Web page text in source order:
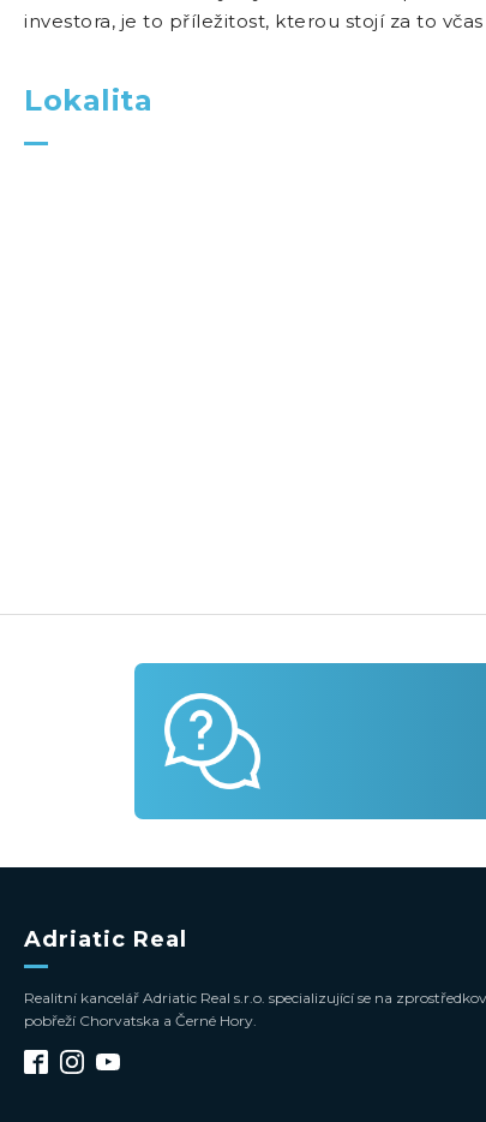
investora, je to příležitost, kterou stojí za to včas
Lokalita
Adriatic Real
Realitní kancelář Adriatic Real s.r.o. specializující se na
pobřeží Chorvatska a Černé Hory.